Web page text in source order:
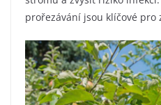
prořezávání jsou klíčové